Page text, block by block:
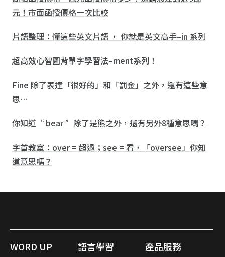
元！市面函授價格一次比較
片語整理：懂這些英文片語 ， 你就是英文高手–in 系列
超高效心智圖背單字學習法–ment系列！
Fine 除了表達「很好的」和「罰金」之外，還有這些意
思…
你知道“ bear ”除了是熊之外，還有另外8種意思嗎？
字首教室：over = 超過；see = 看，「oversee」你知
道意思嗎？
WORD UP 語言學習 產品服務